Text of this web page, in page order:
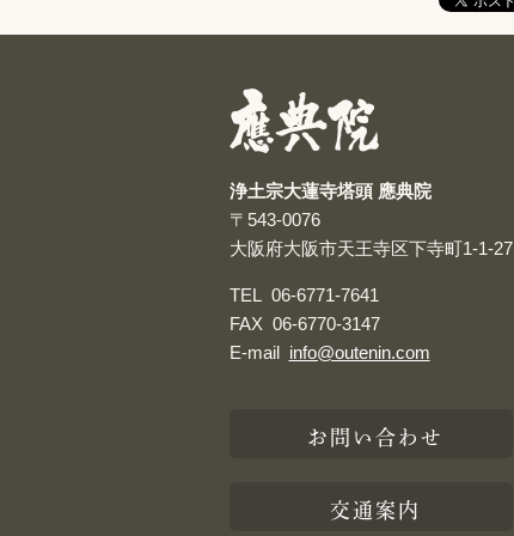
浄土宗大蓮寺塔頭 應典院
〒543-0076
大阪府大阪市天王寺区下寺町1-1-27
TEL 06-6771-7641
FAX 06-6770-3147
E-mail info@outenin.com
お問い合わせ
交通案内